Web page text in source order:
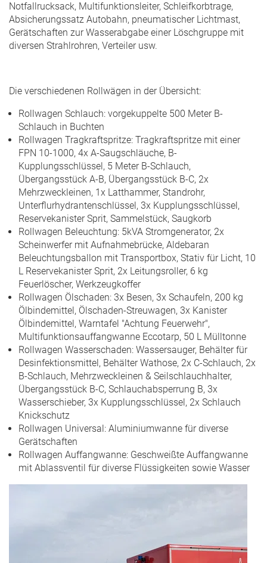
Notfallrucksack, Multifunktionsleiter, Schleifkorbtrage,
Absicherungssatz Autobahn, pneumatischer Lichtmast,
Gerätschaften zur Wasserabgabe einer Löschgruppe mit
diversen Strahlrohren, Verteiler usw.
Die verschiedenen Rollwägen in der Übersicht:
Rollwagen Schlauch: vorgekuppelte 500 Meter B-
Schlauch in Buchten
Rollwagen Tragkraftspritze: Tragkraftspritze mit einer
FPN 10-1000, 4x A-Saugschläuche, B-
Kupplungsschlüssel, 5 Meter B-Schlauch,
Übergangsstück A-B, Übergangsstück B-C, 2x
Mehrzweckleinen, 1x Latthammer, Standrohr,
Unterflurhydrantenschlüssel, 3x Kupplungsschlüssel,
Reservekanister Sprit, Sammelstück, Saugkorb
Rollwagen Beleuchtung: 5kVA Stromgenerator, 2x
Scheinwerfer mit Aufnahmebrücke, Aldebaran
Beleuchtungsballon mit Transportbox, Stativ für Licht, 10
L Reservekanister Sprit, 2x Leitungsroller, 6 kg
Feuerlöscher, Werkzeugkoffer
Rollwagen Ölschaden: 3x Besen, 3x Schaufeln, 200 kg
Ölbindemittel, Ölschaden-Streuwagen, 3x Kanister
Ölbindemittel, Warntafel "Achtung Feuerwehr",
Multifunktionsauffangwanne Eccotarp, 50 L Mülltonne
Rollwagen Wasserschaden: Wassersauger, Behälter für
Desinfektionsmittel, Behälter Wathose, 2x C-Schlauch, 2x
B-Schlauch, Mehrzweckleinen & Seilschlauchhalter,
Übergangsstück B-C, Schlauchabsperrung B, 3x
Wasserschieber, 3x Kupplungsschlüssel, 2x Schlauch
Knickschutz
Rollwagen Universal: Aluminiumwanne für diverse
Gerätschaften
Rollwagen Auffangwanne: Geschweißte Auffangwanne
mit Ablassventil für diverse Flüssigkeiten sowie Wasser